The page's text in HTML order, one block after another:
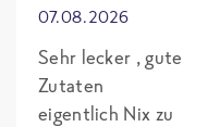
07.08.2026
Sehr lecker , gute
Zutaten
eigentlich Nix zu